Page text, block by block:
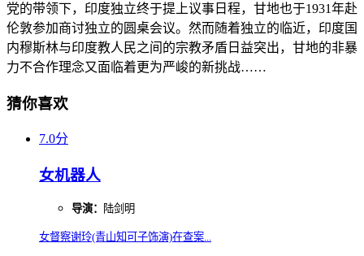
党的带领下，印度独立终于提上议事日程，甘地也于1931年赴
伦敦参加商讨独立的圆桌会议。然而随着独立的临近，印度国
内穆斯林与印度教人民之间的宗教矛盾日益突出，甘地的非暴
力不合作理念又面临着更为严峻的新挑战……
猜你喜欢
7.0分
女机器人
导演： 陆剑明
女督察谢玲(青山知可子饰演)在查案...